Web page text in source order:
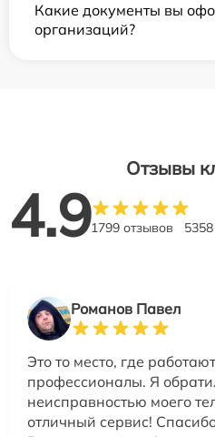
Какие документы вы
организаций?
Отзывы
4.91799 отзывов
Романов Павел
Это то место, где
профессионалы. Я
неисправностью моего
отличный сервис!